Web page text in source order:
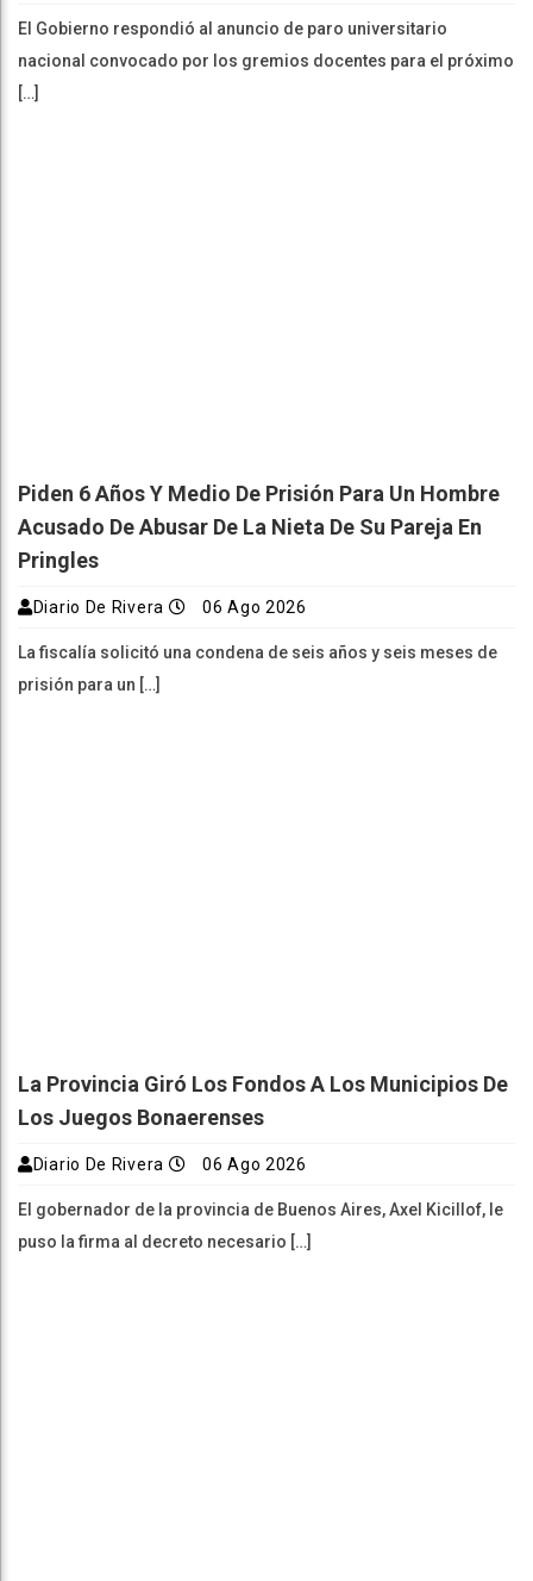
El Gobierno respondió al anuncio de paro universitario
nacional convocado por los gremios docentes para el próximo
[…]
Piden 6 Años Y Medio De Prisión Para Un Hombre
Acusado De Abusar De La Nieta De Su Pareja En
Pringles
Diario De Rivera 06 Ago 2026
La fiscalía solicitó una condena de seis años y seis meses de
prisión para un […]
La Provincia Giró Los Fondos A Los Municipios De
Los Juegos Bonaerenses
Diario De Rivera 06 Ago 2026
El gobernador de la provincia de Buenos Aires, Axel Kicillof, le
puso la firma al decreto necesario […]